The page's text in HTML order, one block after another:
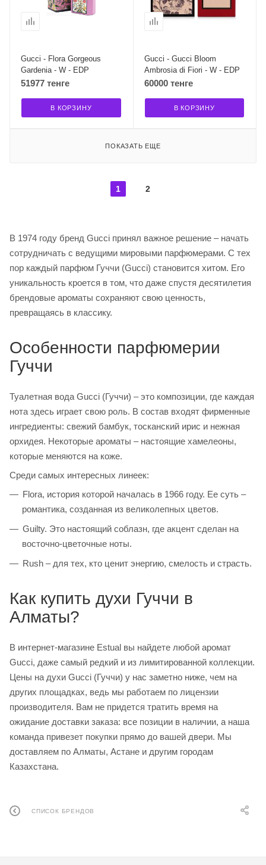
Gucci - Flora Gorgeous
Gardenia - W - EDP
51977 тенге
В КОРЗИНУ
Gucci - Gucci Bloom
Ambrosia di Fiori - W - EDP
60000 тенге
В КОРЗИНУ
ПОКАЗАТЬ ЕЩЕ
1 2
В 1974 году бренд Gucci принял важное решение – начать
сотрудничать с ведущими мировыми парфюмерами. С тех
пор каждый парфюм Гуччи (Gucci) становится хитом. Его
уникальность кроется в том, что даже спустя десятилетия
брендовые ароматы сохраняют свою ценность,
превращаясь в классику.
Особенности парфюмерии
Гуччи
Туалетная вода Gucci (Гуччи) – это композиции, где каждая
нота здесь играет свою роль. В состав входят фирменные
ингредиенты: свежий бамбук, тосканский ирис и нежная
орхидея. Некоторые ароматы – настоящие хамелеоны,
которые меняются на коже.
Среди самых интересных линеек:
Flora, история которой началась в 1966 году. Ее суть –
романтика, созданная из великолепных цветов.
Guilty. Это настоящий соблазн, где акцент сделан на
восточно-цветочные ноты.
Rush – для тех, кто ценит энергию, смелость и страсть.
Как купить духи Гуччи в
Алматы?
В интернет-магазине Estual вы найдете любой аромат
Gucci, даже самый редкий и из лимитированной коллекции.
Цены на духи Gucci (Гуччи) у нас заметно ниже, чем на
других площадках, ведь мы работаем по лицензии
производителя. Вам не придется тратить время на
ожидание доставки заказа: все позиции в наличии, а наша
команда привезет покупки прямо до вашей двери. Мы
доставляем по Алматы, Астане и другим городам
Казахстана.
СПИСОК БРЕНДОВ